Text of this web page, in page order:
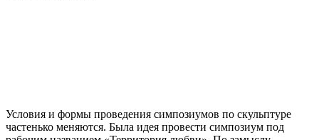
Условия и формы проведения симпозиумов по скульптуре
частенько меняются. Была идея провести симпозиум под